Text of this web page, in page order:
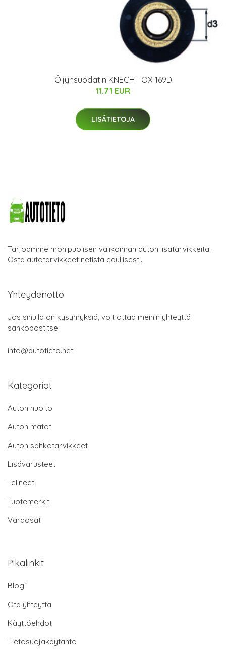
Öljynsuodatin KNECHT OX 169D
11.71 EUR
LISÄTIETOJA
Tarjoamme monipuolisen valikoiman auton lisätarvikkeita.
Osta autotarvikkeet netistä edullisesti.
Yhteydenotto
Jos sinulla on kysymyksiä, voit ottaa meihin yhteyttä
sähköpostitse:
info@autotieto.net
Kategoriat
Auton huolto
Auton matot
Auton sähkötarvikkeet
Lisävarusteet
Telineet
Tuotemerkit
Varaosat
Pikalinkit
Blogi
Ota yhteyttä
Käyttöehdot
Tietosuojakäytäntö